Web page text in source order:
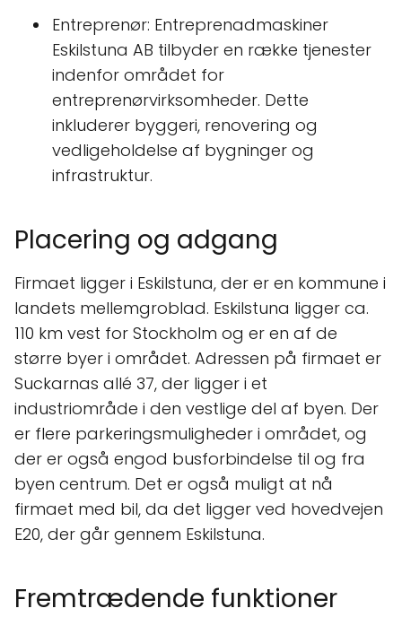
Entreprenør: Entreprenadmaskiner
Eskilstuna AB tilbyder en række tjenester
indenfor området for
entreprenørvirksomheder. Dette
inkluderer byggeri, renovering og
vedligeholdelse af bygninger og
infrastruktur.
Placering og adgang
Firmaet ligger i Eskilstuna, der er en kommune i
landets mellemgroblad. Eskilstuna ligger ca.
110 km vest for Stockholm og er en af de
større byer i området. Adressen på firmaet er
Suckarnas allé 37, der ligger i et
industriområde i den vestlige del af byen. Der
er flere parkeringsmuligheder i området, og
der er også engod busforbindelse til og fra
byen centrum. Det er også muligt at nå
firmaet med bil, da det ligger ved hovedvejen
E20, der går gennem Eskilstuna.
Fremtrædende funktioner